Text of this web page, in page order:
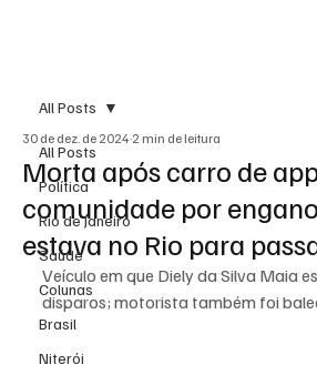
All Posts
Política
Rio de Janeiro
Saúde
Colunas
Brasil
Niterói
All Posts
Morta após carro de
comunidade por
estava no Rio para
30 de dez. de 2024 2 min de leitura
Veículo em que Diely da Silva Maia
disparos; motorista também foi